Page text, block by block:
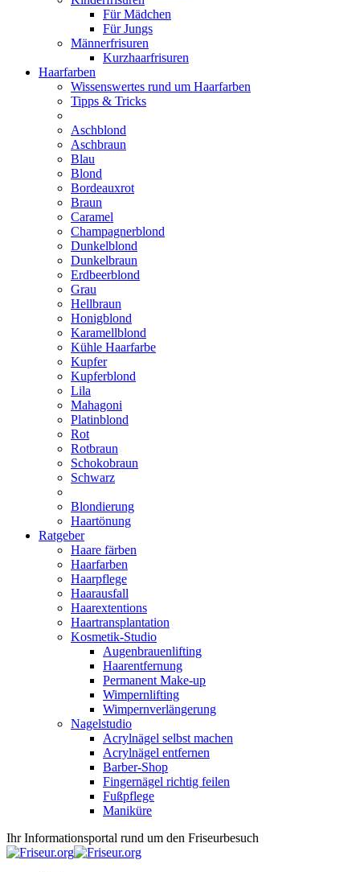
Für Mädchen
Für Jungs
Männerfrisuren
Kurzhaarfrisuren
Haarfarben
Wissenswertes rund um Haarfarben
Tipps & Tricks
Aschblond
Aschbraun
Blau
Blond
Bordeauxrot
Braun
Caramel
Champagnerblond
Dunkelblond
Dunkelbraun
Erdbeerblond
Grau
Hellbraun
Honigblond
Karamellblond
Kühle Haarfarbe
Kupfer
Kupferblond
Lila
Mahagoni
Platinblond
Rot
Rotbraun
Schokobraun
Schwarz
Blondierung
Haartönung
Ratgeber
Haare färben
Haarfarben
Haarpflege
Haarausfall
Haarextentions
Haartransplantation
Kosmetik-Studio
Augenbrauenlifting
Haarentfernung
Permanent Make-up
Wimpernlifting
Wimpernverlängerung
Nagelstudio
Acrylnägel selbst machen
Acrylnägel entfernen
Barber-Shop
Fingernägel richtig feilen
Fußpflege
Maniküre
Ihr Informationsportal rund um den Friseurbesuch